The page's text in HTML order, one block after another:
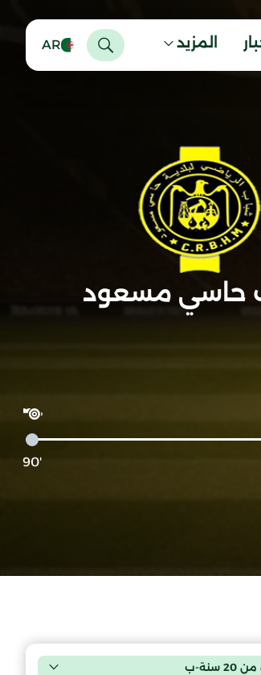
المزيد AR
حاسي مسعود
'90
20 سنة-ب